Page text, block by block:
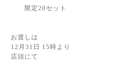
限定20セット
お渡しは
12月31日 15時より
店頭にて